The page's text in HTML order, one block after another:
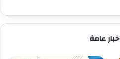
عامة